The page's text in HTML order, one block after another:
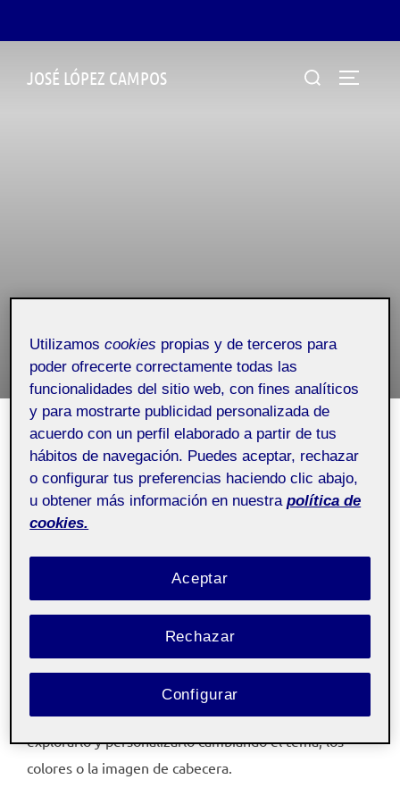
JOSÉ LÓPEZ CAMPOS Buscar:
porFolio enPublicado
el
8 septiembre, 2021
Pública
Esta publicación se ha generado automáticamente y
solo puedes verla tú.
Te presentamos tuFolio, un portafolios donde podrás
publicar las PEC y las actividades de tus asignaturas,
además de tus proyectos propios. Te invitamos a
explorarlo y personalizarlo cambiando el tema, los
colores o la imagen de cabecera.
Utilizamoscookies propias y de terceros para
poder ofrecerte correctamente todas las
funcionalidades del sitio web, con fines analíticos
y para mostrarte publicidad personalizada de
acuerdo con un perfil elaborado a partir de tus
hábitos de navegación. Puedes aceptar, rechazar
o configurar tus preferencias haciendo clic abajo,
u obtener más información en nuestra política de
cookies.
Rechazar
Aceptar
Configurar